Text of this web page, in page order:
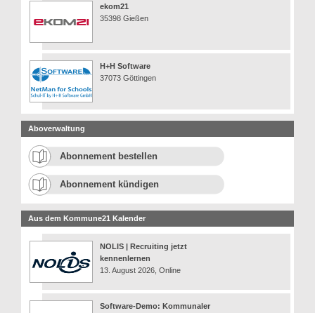
ekom21
35398 Gießen
H+H Software
37073 Göttingen
Aboverwaltung
Abonnement bestellen
Abonnement kündigen
Aus dem Kommune21 Kalender
NOLIS | Recruiting jetzt
kennenlernen
13. August 2026, Online
Software-Demo: Kommunaler